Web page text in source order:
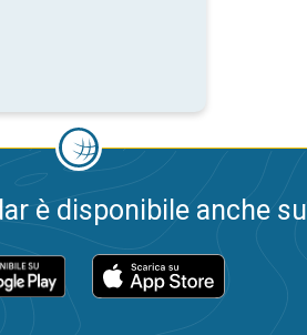
è disponibile anche su